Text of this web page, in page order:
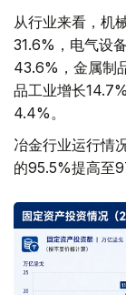
从行业来看，机
31.6%，电气设
43.6%，金属制
品工业增长
4.4%。
冶金行业运行情
的95.5%提高至